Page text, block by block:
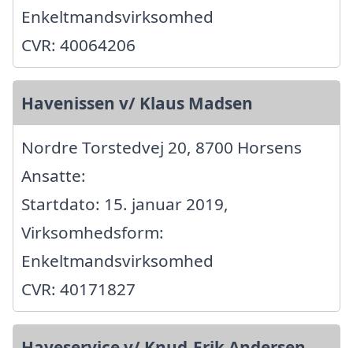
Enkeltmandsvirksomhed
CVR: 40064206
Havenissen v/ Klaus Madsen
Nordre Torstedvej 20, 8700 Horsens
Ansatte:
Startdato: 15. januar 2019,
Virksomhedsform:
Enkeltmandsvirksomhed
CVR: 40171827